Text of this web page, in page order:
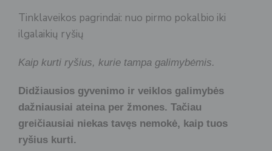
Tinklaveikos pagrindai: nuo pirmo pokalbio iki
ilgalaikių ryšių
Kaip kurti ryšius, kurie tampa galimybėmis.
Didžiausios gyvenimo ir veiklos galimybės
dažniausiai ateina per žmones. Tačiau
greičiausiai niekas tavęs nemokė, kaip tuos
ryšius kurti.